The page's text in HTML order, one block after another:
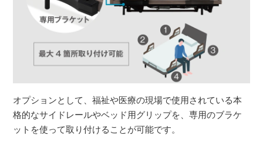
オプションとして、福祉や医療の現場で使用されている本
格的なサイドレールやベッド用グリップを、専用のブラケ
ットを使って取り付けることが可能です。